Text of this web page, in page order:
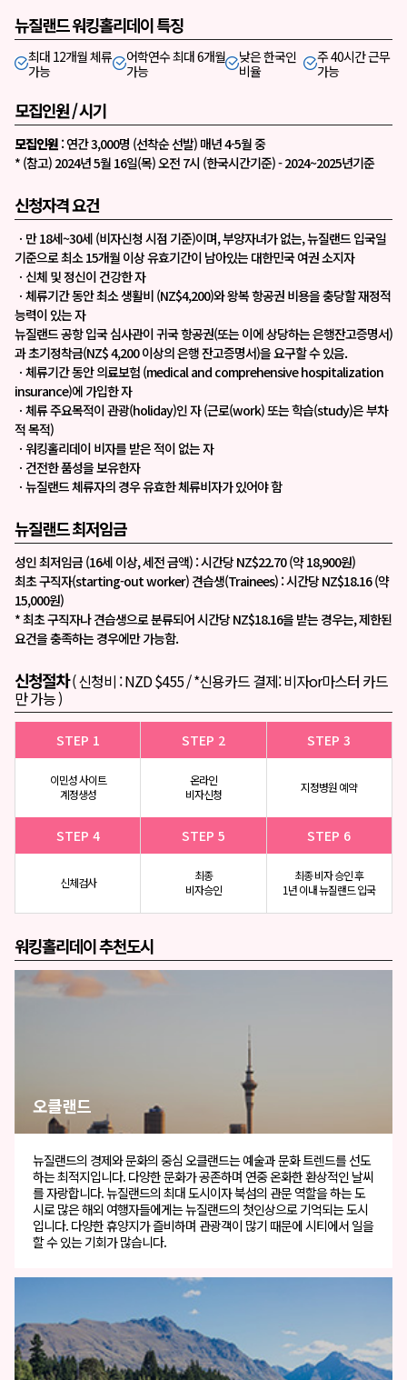
뉴질랜드 워킹홀리데이 특징
최대 12개월 체류
가능
어학연수 최대 6개월
가능
낮은 한국인
비율
주 40시간 근무
가능
모집인원 / 시기
모집인원 : 연간 3,000명 (선착순 선발) 매년 4-5월 중
* (참고) 2024년 5월 16일(목) 오전 7시 (한국시간기준) - 2024~2025년기준
신청자격 요건
ㆍ만 18세~30세 (비자신청 시점 기준)이며, 부양자녀가 없는, 뉴질랜드 입국일
기준으로 최소 15개월 이상 유효기간이 남아있는 대한민국 여권 소지자
ㆍ신체 및 정신이 건강한 자
ㆍ체류기간 동안 최소 생활비 (NZ$4,200)와 왕복 항공권 비용을 충당할 재정적
능력이 있는 자
뉴질랜드 공항 입국 심사관이 귀국 항공권(또는 이에 상당하는 은행잔고증명서)
과초기정착금(NZ$ 4,200 이상의 은행 잔고증명서)을 요구할 수 있음.
ㆍ체류기간 동안 의료보험 (medical and comprehensive hospitalization
insurance)에 가입한 자
ㆍ체류 주요목적이 관광(holiday)인 자 (근로(work) 또는 학습(study)은 부차
적 목적)
ㆍ워킹홀리데이 비자를 받은 적이 없는 자
ㆍ건전한 품성을 보유한자
ㆍ뉴질랜드 체류자의 경우 유효한 체류비자가 있어야 함
뉴질랜드 최저임금
성인 최저임금 (16세 이상, 세전 금액) : 시간당 NZ$22.70 (약 18,900원)
최초 구직자(starting-out worker) 견습생(Trainees) : 시간당 NZ$18.16 (약
15,000원)
* 최초 구직자나 견습생으로 분류되어 시간당 NZ$18.16을 받는 경우는, 제한된
요건을 충족하는 경우에만 가능함.
신청절차( 신청비 : NZD $455 / *신용카드 결제: 비자or마스터 카드
만 가능 )
STEP 1
이민성 사이트
계정생성
STEP 2
온라인
비자신청
STEP 3
지정병원 예약
STEP 4
신체검사
STEP 5
최종
비자승인
STEP 6
최종 비자 승인 후
1년 이내 뉴질랜드 입국
워킹홀리데이 추천도시
오클랜드
뉴질랜드의 경제와 문화의 중심 오클랜드는 예술과 문화 트렌드를 선도
하는 최적지입니다. 다양한 문화가 공존하며 연중 온화한 환상적인 날씨
를 자랑합니다. 뉴질랜드의 최대 도시이자 북섬의 관문 역할을 하는 도
시로 많은 해외 여행자들에게는 뉴질랜드의 첫인상으로 기억되는 도시
입니다. 다양한 휴양지가 즐비하며 관광객이 많기 때문에 시티에서 일을
할 수 있는 기회가 많습니다.